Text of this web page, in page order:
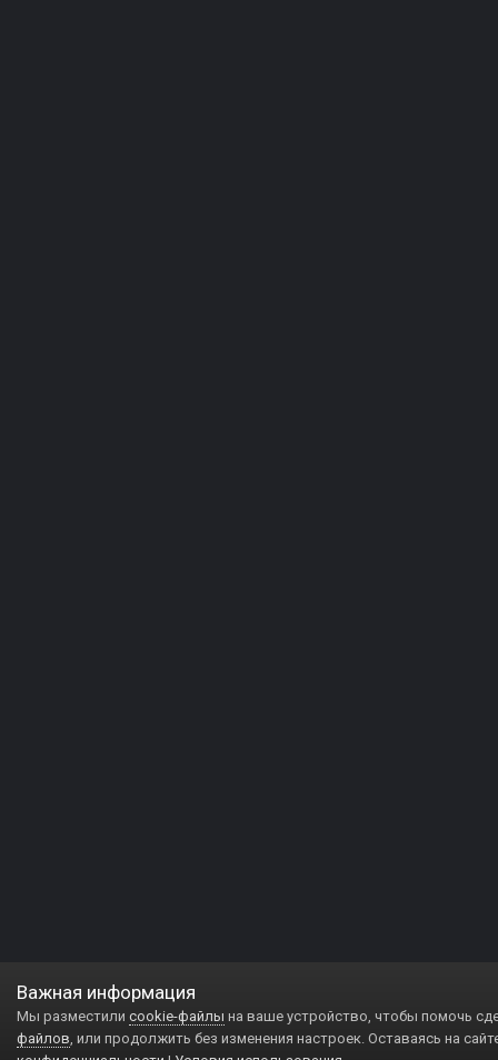
Важная информация
Мы разместили cookie-файлы на ваше устройство, чтобы помочь
файлов, или продолжить без изменения настроек. Оставаясь на